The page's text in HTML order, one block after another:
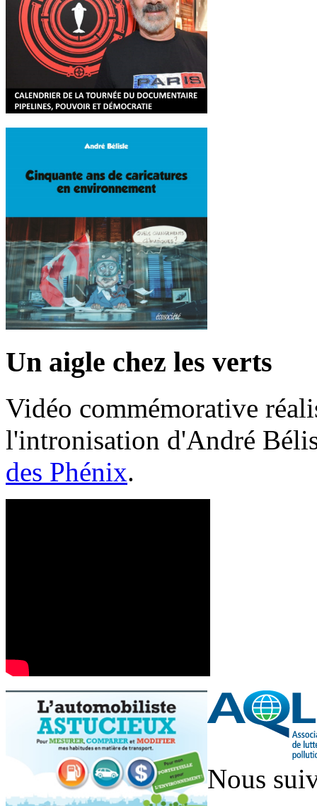
Un aigle chez les verts
Vidéo commémorative
l'intronisation d'André
des Phénix.
Nous